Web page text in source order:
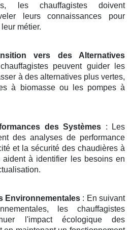
les chauffagistes doivent
leurs connaissances pour
métier.
vers des Alternatives
peuvent guider les
à des alternatives plus vertes,
à biomasse ou les pompes à
des Systèmes : Les
des analyses de performance
et la sécurité des chaudières à
à identifier les besoins en
Environnementales : En suivant
les chauffagistes
l'impact écologique des